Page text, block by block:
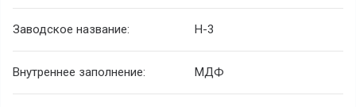
Заводское название: H-3
Внутреннее заполнение: МДФ